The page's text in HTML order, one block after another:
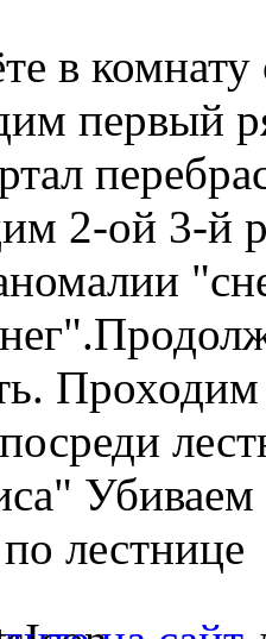
в
первый
2-ой 3-й
Убиваем
лестнице